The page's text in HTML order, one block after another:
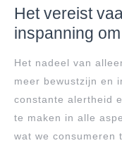
Het vereist
inspanning
Het nadeel van
meer bewustzijn en
constante alertheid
te maken in alle
wat we consumeren